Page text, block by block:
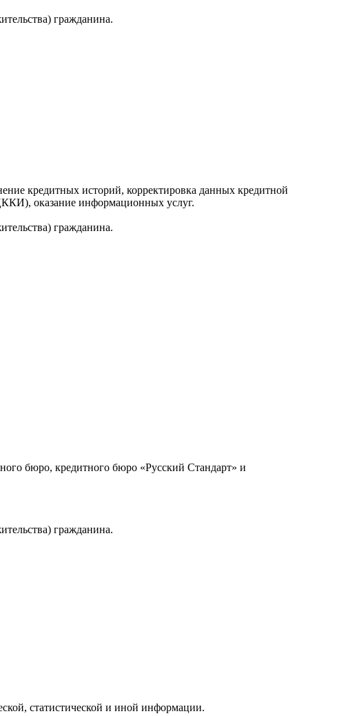
гражданина.
кредитных историй, корректировка данных кредитной
оказание информационных услуг.
гражданина.
бюро, кредитного бюро «Русский Стандарт» и
гражданина.
статистической и иной информации.